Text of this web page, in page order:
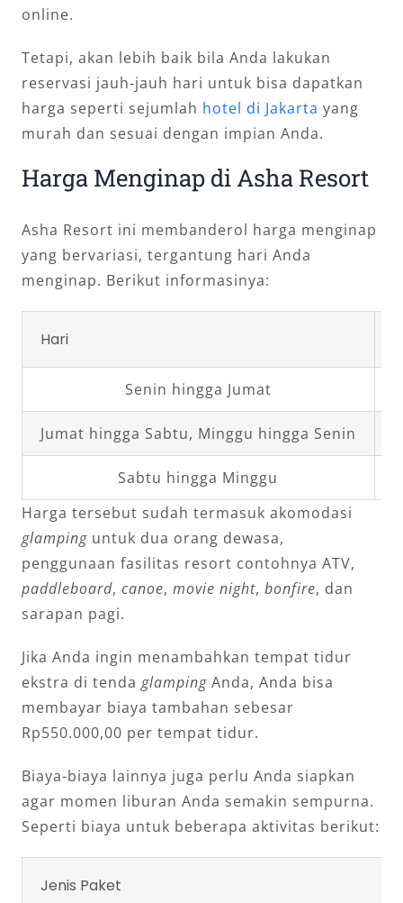
online.
Tetapi, akan lebih baik bila Anda lakukan
reservasi jauh-jauh hari untuk bisa dapatkan
harga seperti sejumlah hotel di Jakarta yang
murah dan sesuai dengan impian Anda.
Harga Menginap di Asha Resort
Asha Resort ini membanderol harga menginap
yang bervariasi, tergantung hari Anda
menginap. Berikut informasinya:
Hari
Senin hingga Jumat
Jumat hingga Sabtu, Minggu hingga Senin
Sabtu hingga Minggu
Harga tersebut sudah termasuk akomodasi
glampinguntuk dua orang dewasa,
penggunaan fasilitas resort contohnya ATV,
paddleboard, canoe, movie night, bonfire, dan
sarapan pagi.
Jika Anda ingin menambahkan tempat tidur
ekstra di tenda glampingAnda, Anda bisa
membayar biaya tambahan sebesar
Rp550.000,00 per tempat tidur.
Biaya-biaya lainnya juga perlu Anda siapkan
agar momen liburan Anda semakin sempurna.
Seperti biaya untuk beberapa aktivitas berikut:
Jenis Paket